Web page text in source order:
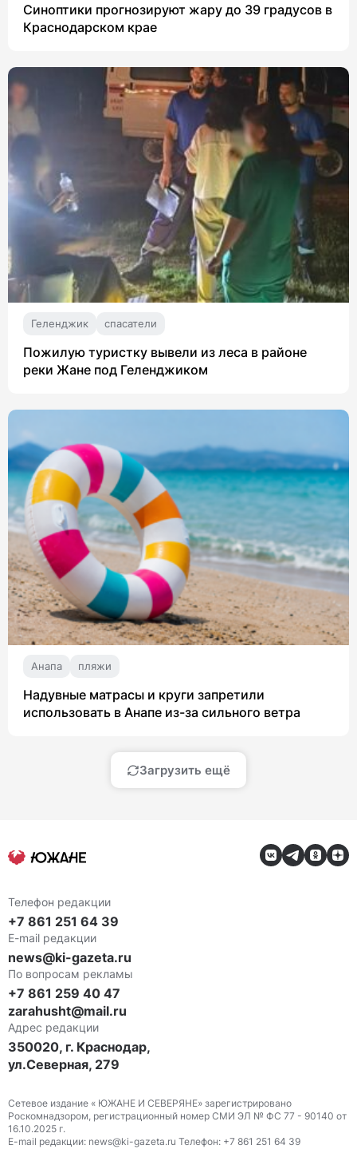
Синоптики прогнозируют жару до 39 градусов в
Краснодарском крае
Геленджик спасатели
Пожилую туристку вывели из леса в районе
реки Жане под Геленджиком
Анапа пляжи
Надувные матрасы и круги запретили
использовать в Анапе из-за сильного ветра
Загрузить ещё
Телефон редакции
+7 861 251 64 39
E-mail редакции
news@ki-gazeta.ru
По вопросам рекламы
+7 861 259 40 47
zarahusht@mail.ru
Адрес редакции
350020, г. Краснодар,
ул.Северная, 279
Сетевое издание « ЮЖАНЕ И СЕВЕРЯНЕ» зарегистрировано
Роскомнадзором, регистрационный номер СМИ ЭЛ № ФС 77 - 90140 от
16.10.2025 г.
E-mail редакции: news@ki-gazeta.ru Телефон: +7 861 251 64 39